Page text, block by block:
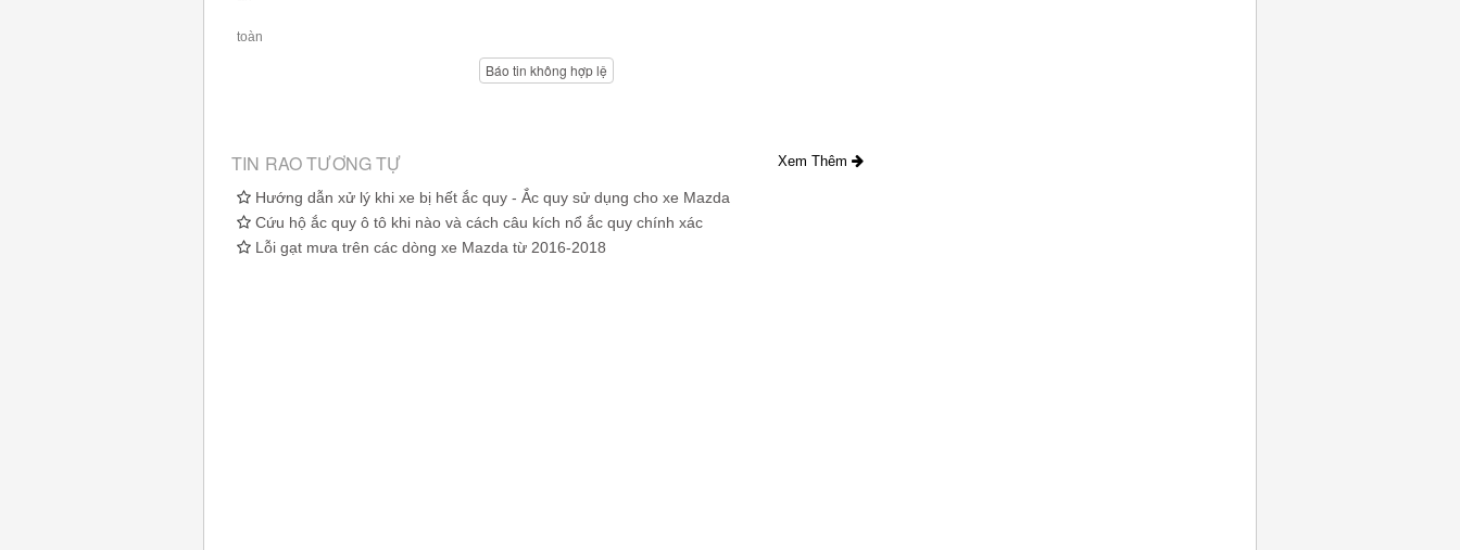
Báo tin không hợp lệ
TIN RAO TƯƠNG TỰ Xem Thêm
Hướng dẫn xử lý khi xe bị hết ắc quy - Ắc quy sử dụng cho xe Mazda
Cứu hộ ắc quy ô tô khi nào và cách câu kích nổ ắc quy chính xác
Lỗi gạt mưa trên các dòng xe Mazda từ 2016-2018